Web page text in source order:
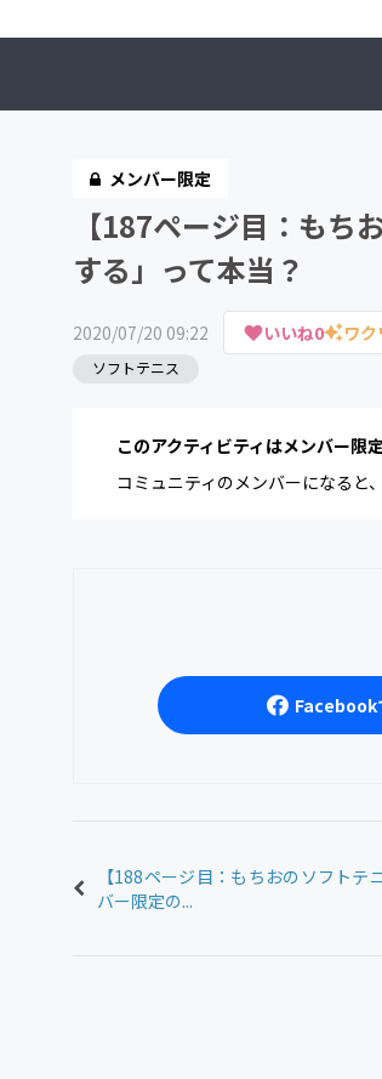
メンバー限定
【187ページ目：も
する」って本当？
2020/07/20 09:22 いいね0 ワ
ソフトテニス
このアクティビティはメンバー限
コミュニティのメンバーになると
Facebook
【188ページ目：もちおのソフト
バー限定の...